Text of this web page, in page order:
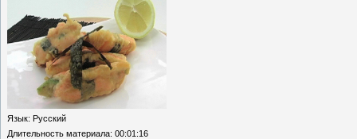
Язык: Русский
Длительность материала: 00:01:16